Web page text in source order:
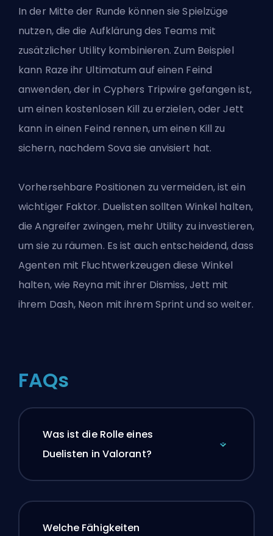
In der Mitte der Runde können sie Spielzüge
nutzen, die die Aufklärung des Teams mit
zusätzlicher Utility kombinieren. Zum Beispiel
kann Raze ihr Ultimatum auf einen Feind
anwenden, der in Cyphers Tripwire gefangen ist,
um einen kostenlosen Kill zu erzielen, oder Jett
kann in einen Feind rennen, um einen Kill zu
sichern, nachdem Sova sie anvisiert hat.
Vorhersehbare Positionen zu vermeiden, ist ein
wichtiger Faktor. Duelisten sollten Winkel halten,
die Angreifer zwingen, mehr Utility zu investieren,
um sie zu räumen. Es ist auch entscheidend, dass
Agenten mit Fluchtwerkzeugen diese Winkel
halten, wie Reyna mit ihrer Dismiss, Jett mit
ihrem Dash, Neon mit ihrem Sprint und so weiter.
FAQs
Was ist die Rolle eines
Duelisten in Valorant?
Welche Fähigkeiten